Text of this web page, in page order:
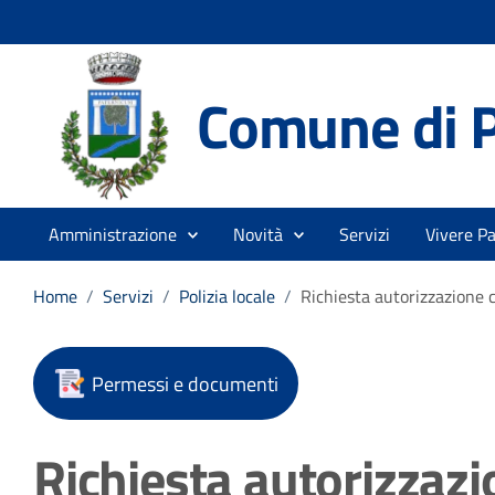
Comune di
Amministrazione Novità Servizi Vivere
Home / Servizi / Polizia locale / Richiesta autorizzazione
Permessi e documenti